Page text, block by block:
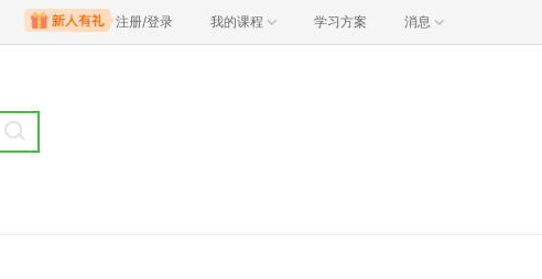
注册/登录 我的课程 学习方案 消息